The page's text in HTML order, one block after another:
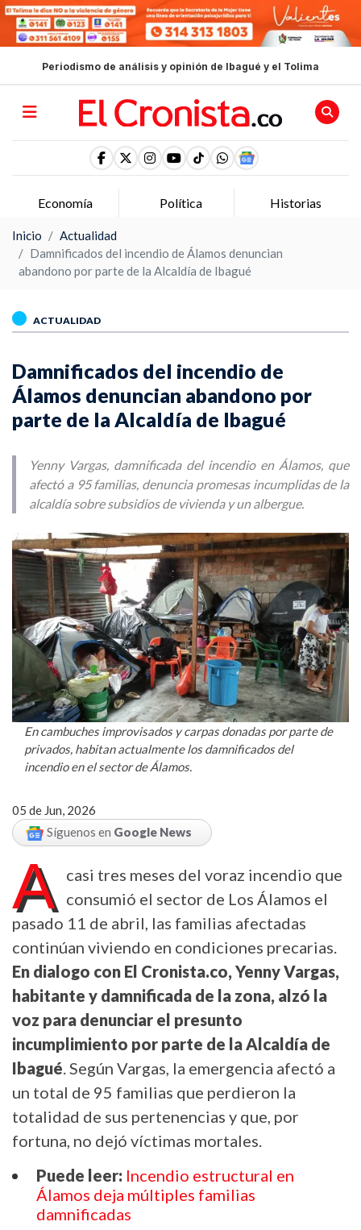
Periodismo de análisis y opinión de Ibagué y el Tolima
Política Historias Opinion
Inicio
Actualidad
Damnificados del incendio de Álamos denuncian
abandono por parte de la Alcaldía de Ibagué
ACTUALIDAD
Damnificados del incendio de
Álamos denuncian abandono por
parte de la Alcaldía de Ibagué
Yenny Vargas, damnificada del incendio en Álamos, que
afectó a 95 familias, denuncia promesas incumplidas de la
alcaldía sobre subsidios de vivienda y un albergue.
En cambuches improvisados y carpas donadas por parte de
privados, habitan actualmente los damnificados del
incendio en el sector de Álamos.
05 de Jun, 2026
Síguenos en Google News
A
casi tres meses del voraz incendio que
consumió el sector de Los Álamos el
pasado 11 de abril, las familias afectadas
continúan viviendo en condiciones precarias.
En dialogo con El Cronista.co, Yenny Vargas,
habitante y damnificada de la zona, alzó la
voz para denunciar el presunto
incumplimiento por parte de la Alcaldía de
Ibagué. Según Vargas, la emergencia afectó a
un total de 95 familias que perdieron la
totalidad de sus pertenencias y que, por
fortuna, no dejó víctimas mortales.
Puede leer: Incendio estructural en
Álamos deja múltiples familias
damnificadas